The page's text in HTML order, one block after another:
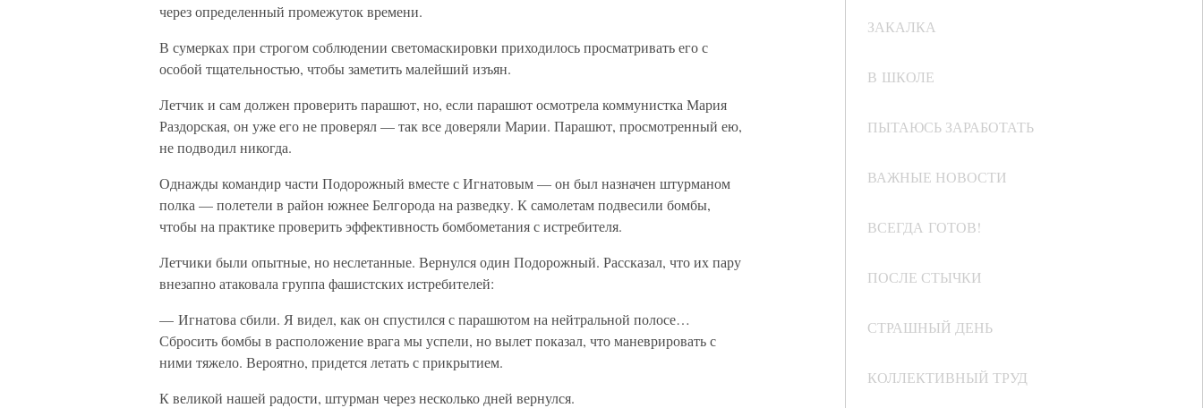
ЗАКАЛКА
В ШКОЛЕ
ПЫТАЮСЬ ЗАРАБОТАТЬ
ВАЖНЫЕ НОВОСТИ
ВСЕГДА ГОТОВ!
ПОСЛЕ СТЫЧКИ
СТРАШНЫЙ ДЕНЬ
КОЛЛЕКТИВНЫЙ ТРУД
через определенный промежуток времени.
В сумерках при строгом соблюдении светомаскировки приходилось просматривать его с
особой тщательностью, чтобы заметить малейший изъян.
Летчик и сам должен проверить парашют, но, если парашют осмотрела коммунистка Мария
Раздорская, он уже его не проверял — так все доверяли Марии. Парашют, просмотренный ею,
не подводил никогда.
Однажды командир части Подорожный вместе с Игнатовым — он был назначен штурманом
полка — полетели в район южнее Белгорода на разведку. К самолетам подвесили бомбы,
чтобы на практике проверить эффективность бомбометания с истребителя.
Летчики были опытные, но неслетанные. Вернулся один Подорожный. Рассказал, что их пару
внезапно атаковала группа фашистских истребителей:
— Игнатова сбили. Я видел, как он спустился с парашютом на нейтральной полосе…
Сбросить бомбы в расположение врага мы успели, но вылет показал, что маневрировать с
ними тяжело. Вероятно, придется летать с прикрытием.
К великой нашей радости, штурман через несколько дней вернулся.